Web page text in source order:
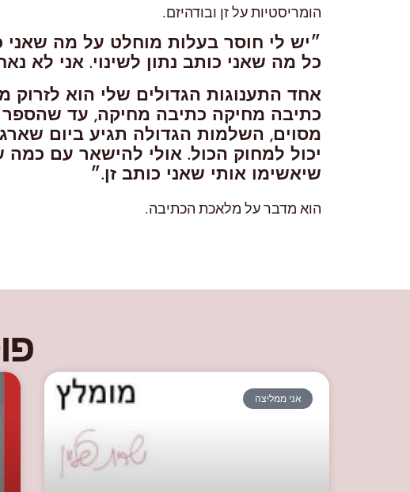
הומריסטיות על זן ובודהיזם.
״יש לי חוסר בעלות מוחלט על מה שאני
כל מה שאני כותב נתון לשינוי. אני לא
אחד התענוגות הגדולים שלי הוא לזרוק
כתיבה מחיקה כתיבה מחיקה, עד שהספר
מסוים, השלמות הגדולה תגיע ביום
יכול למחוק הכול. אולי להישאר עם כמה
שיאשימו אותי שאני כותב זן.״
הוא מדבר על מלאכת הכתיבה.
אני ממליצה